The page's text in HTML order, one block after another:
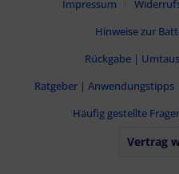
Impressum
Hinweise zur
Rückgabe |
Ratgeber |
Häufig gestellte
Vertrag